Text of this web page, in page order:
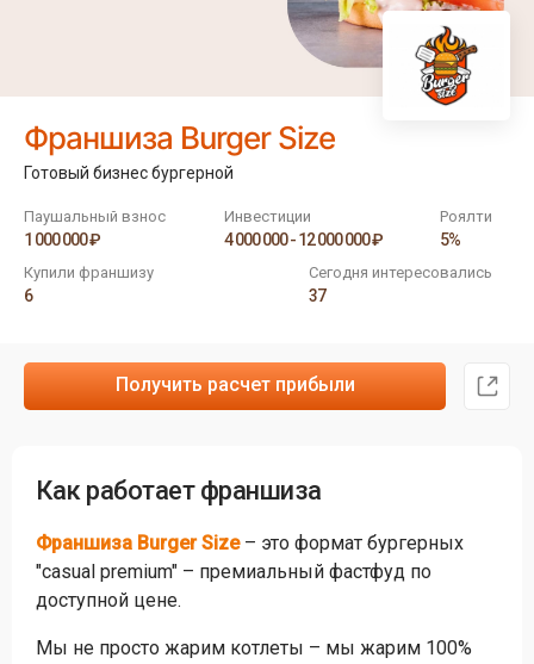
Франшиза Burger Size
Готовый бизнес бургерной
Паушальный взнос
1 000 000 ₽
Инвестиции
4 000 000 - 12 000 000 ₽
Роялти
5%
Купили франшизу
6
Сегодня интересовались
37
Получить расчет прибыли
Как работает франшиза
Франшиза Burger Size– это формат бургерных
"casual premium" – премиальный фастфуд по
доступной цене.
Мы не просто жарим котлеты – мы жарим 100%